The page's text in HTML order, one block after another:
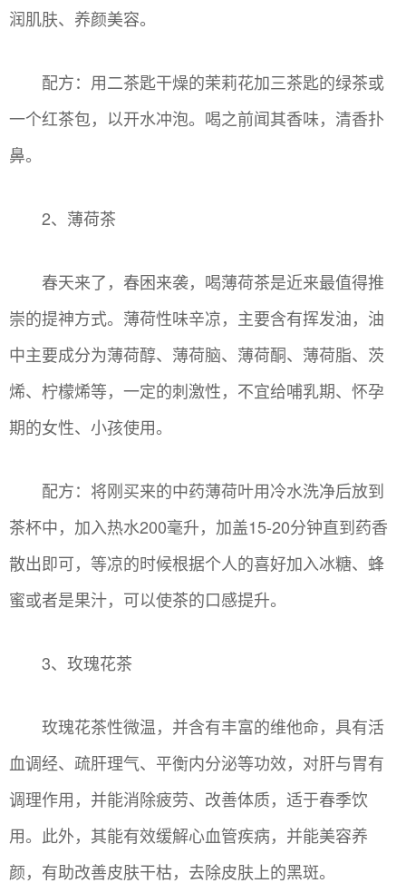
润肌肤、养颜美容。
配方：用二茶匙干燥的茉莉花加三茶匙的绿茶或
一个红茶包，以开水冲泡。喝之前闻其香味，清香扑
鼻。
2、薄荷茶
春天来了，春困来袭，喝薄荷茶是近来最值得推
崇的提神方式。薄荷性味辛凉，主要含有挥发油，油
中主要成分为薄荷醇、薄荷脑、薄荷酮、薄荷脂、茨
烯、柠檬烯等，一定的刺激性，不宜给哺乳期、怀孕
期的女性、小孩使用。
配方：将刚买来的中药薄荷叶用冷水洗净后放到
茶杯中，加入热水200毫升，加盖15-20分钟直到药香
散出即可，等凉的时候根据个人的喜好加入冰糖、蜂
蜜或者是果汁，可以使茶的口感提升。
3、玫瑰花茶
玫瑰花茶性微温，并含有丰富的维他命，具有活
血调经、疏肝理气、平衡内分泌等功效，对肝与胃有
调理作用，并能消除疲劳、改善体质，适于春季饮
用。此外，其能有效缓解心血管疾病，并能美容养
颜，有助改善皮肤干枯，去除皮肤上的黑斑。